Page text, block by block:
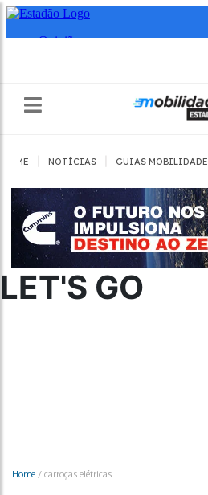
HOME NOTÍCIAS GUIAS MOBILIDADE
LET'S GO
Home / carroças elétricas